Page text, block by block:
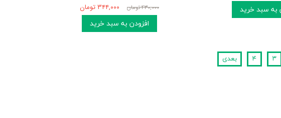
به سبد خرید ۴۳۰,۰۰۰ تومان ۳۴۴,۰۰۰ تومان
افزودن به سبد خرید
۳ ۴ بعدی